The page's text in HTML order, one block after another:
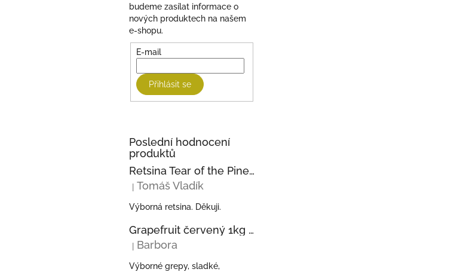
budeme zasílat informace o
nových produktech na našem
e-shopu.
E-mail
Přihlásit se
Poslední hodnocení
produktů
Retsina Tear of the Pine 750ml 2023 KECHRIS
Hodnocení produktu je 5 z 5 hvězdiček.
| Tomáš Vladík
Výborná retsina. Děkuji.
Grapefruit červený 1kg z Řecka
Hodnocení produktu je 5 z 5 hvězdiček.
| Barbora
Výborné grepy, sladké,